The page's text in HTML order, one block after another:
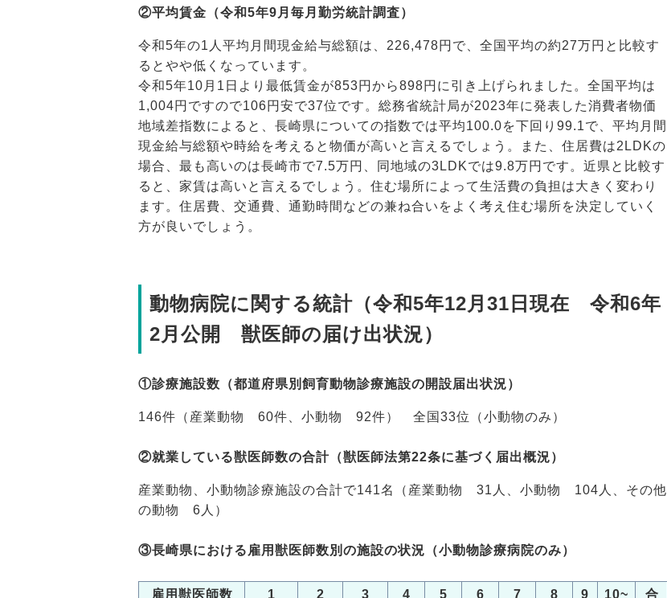
②平均賃金（令和5年9月毎月勤労統計調査）
令和5年の1人平均月間現金給与総額は、226,478円で、全国平均の約27万円と比較す
るとやや低くなっています。
令和5年10月1日より最低賃金が853円から898円に引き上げられました。全国平均は
1,004円ですので106円安で37位です。総務省統計局が2023年に発表した消費者物価
地域差指数によると、長崎県についての指数では平均100.0を下回り99.1で、平均月間
現金給与総額や時給を考えると物価が高いと言えるでしょう。また、住居費は2LDKの
場合、最も高いのは長崎市で7.5万円、同地域の3LDKでは9.8万円です。近県と比較す
ると、家賃は高いと言えるでしょう。住む場所によって生活費の負担は大きく変わり
ます。住居費、交通費、通勤時間などの兼ね合いをよく考え住む場所を決定していく
方が良いでしょう。
動物病院に関する統計（令和5年12月31日現在 令和6年
2月公開 獣医師の届け出状況）
①診療施設数（都道府県別飼育動物診療施設の開設届出状況）
146件（産業動物 60件、小動物 92件） 全国33位（小動物のみ）
②就業している獣医師数の合計（獣医師法第22条に基づく届出概況）
産業動物、小動物診療施設の合計で141名（産業動物 31人、小動物 104人、その他
の動物 6人）
③長崎県における雇用獣医師数別の施設の状況（小動物診療病院のみ）
雇用獣医師数 1 2 3 4 5 6 7 8 9 10~ 合